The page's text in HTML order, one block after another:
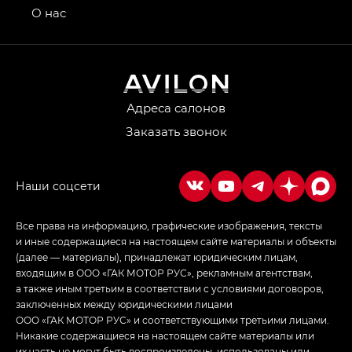
привод — GB AWD, Джи Эль Полный привод —
Джи Ти — GT, Джи Икс — GX,
Джи Икс ПРЕМИУМ — GX PREMIUM, ЛАУНЖ —
Empow — Эмпау (Empow) в комплектации
в спортивном стиле — GL(S-Style)
Адреса салонов
Заказать звонок
О нас
Все права на информацию, графические изображения, тексты
и иные содержащиеся на настоящем сайте материалы и объекты
(далее — материалы), принадлежат юридическим лицам,
входящим в ООО «ГАК МОТОР РУС», рекламным агентствам,
а также иным третьим в соответствии с условиями договоров,
заключенных между юридическими лицами
ООО «ГАК МОТОР РУС» и соответствующими третьими лицами.
Никакие содержащиеся на настоящем сайте материалы или